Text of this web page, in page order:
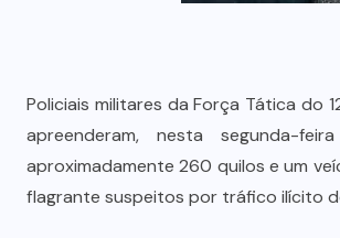
Policiais militares da Força Tática do
apreenderam, nesta segunda-
aproximadamente 260 quilos e um
flagrante suspeitos por tráfico ilícito